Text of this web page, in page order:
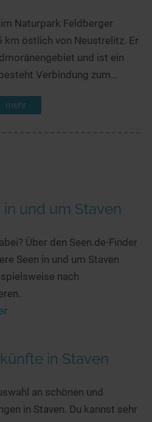
Naturpark Feldberger
km östlich von Neustrelitz. Er
und ist ein
Verbindung zum...
mehr
und um Staven
Über den Seen.de-Finder
Seen in und um Staven
nach
in Staven
an schönen und
in Staven. Du kannst sehr